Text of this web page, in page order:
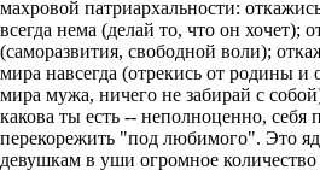
махровой патриархальности:
всегда нема (делай то, что он хочет);
(саморазвития, свободной воли);
мира навсегда (отрекись от родины и
мира мужа, ничего не забирай с
какова ты есть -- неполноценно, себя
перекорежить "под любимого". Это
девушкам в уши огромное количество